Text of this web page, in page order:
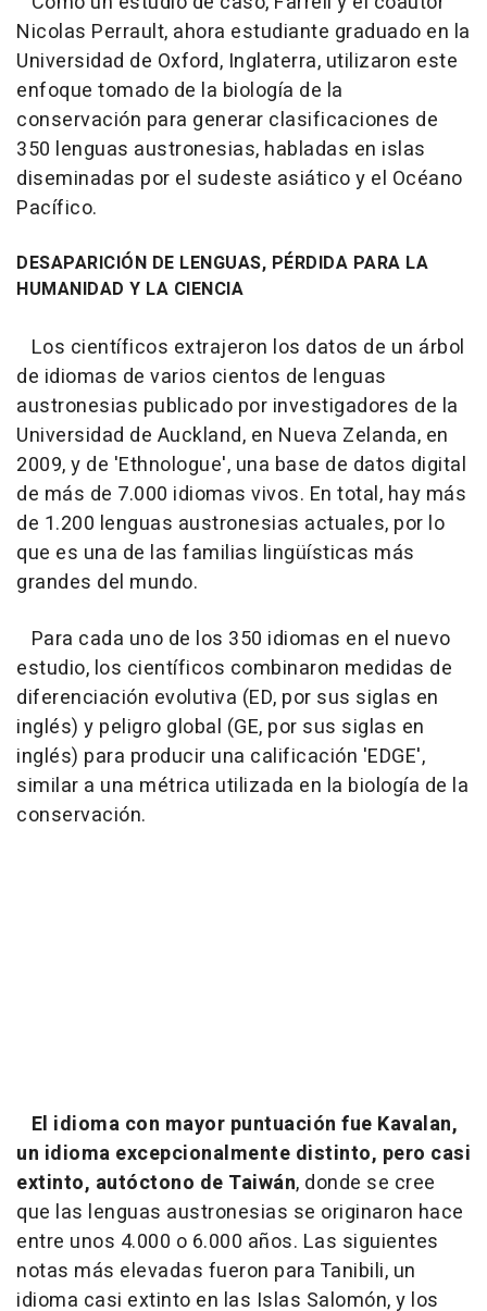
Nicolas Perrault, ahora estudiante graduado en la
Universidad de Oxford, Inglaterra, utilizaron este
enfoque tomado de la biología de la
conservación para generar clasificaciones de
350 lenguas austronesias, habladas en islas
diseminadas por el sudeste asiático y el Océano
Pacífico.
DESAPARICIÓN DE LENGUAS, PÉRDIDA PARA LA
HUMANIDAD Y LA CIENCIA
Los científicos extrajeron los datos de un árbol
de idiomas de varios cientos de lenguas
austronesias publicado por investigadores de la
Universidad de Auckland, en Nueva Zelanda, en
2009, y de 'Ethnologue', una base de datos digital
de más de 7.000 idiomas vivos. En total, hay más
de 1.200 lenguas austronesias actuales, por lo
que es una de las familias lingüísticas más
grandes del mundo.
Para cada uno de los 350 idiomas en el nuevo
estudio, los científicos combinaron medidas de
diferenciación evolutiva (ED, por sus siglas en
inglés) y peligro global (GE, por sus siglas en
inglés) para producir una calificación 'EDGE',
similar a una métrica utilizada en la biología de la
conservación.
El idioma con mayor puntuación fue Kavalan,
un idioma excepcionalmente distinto, pero casi
extinto, autóctono de Taiwán, donde se cree
que las lenguas austronesias se originaron hace
entre unos 4.000 o 6.000 años. Las siguientes
notas más elevadas fueron para Tanibili, un
idioma casi extinto en las Islas Salomón, y los